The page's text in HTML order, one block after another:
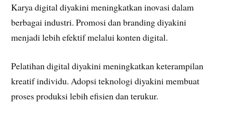
Karya digital diyakini meningkatkan inovasi dalam
berbagai industri. Promosi dan branding diyakini
menjadi lebih efektif melalui konten digital.
Pelatihan digital diyakini meningkatkan keterampilan
kreatif individu. Adopsi teknologi diyakini membuat
proses produksi lebih efisien dan terukur.